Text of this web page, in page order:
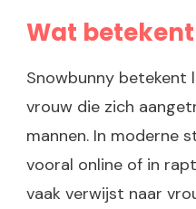
Wat
Snowbunny
vrouw die zich
mannen. In moderne
vooral online of in
vaak verwijst naar